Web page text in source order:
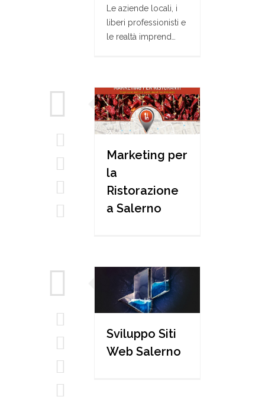
Le aziende locali, i
liberi professionisti e
le realtà imprend…
Marketing per
la
Ristorazione
a Salerno
Sviluppo Siti
Web Salerno